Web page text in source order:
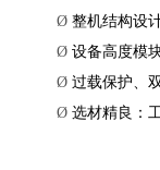
Ø 整机结构设
Ø 设备高度模
Ø 过载保护、
Ø 选材精良：